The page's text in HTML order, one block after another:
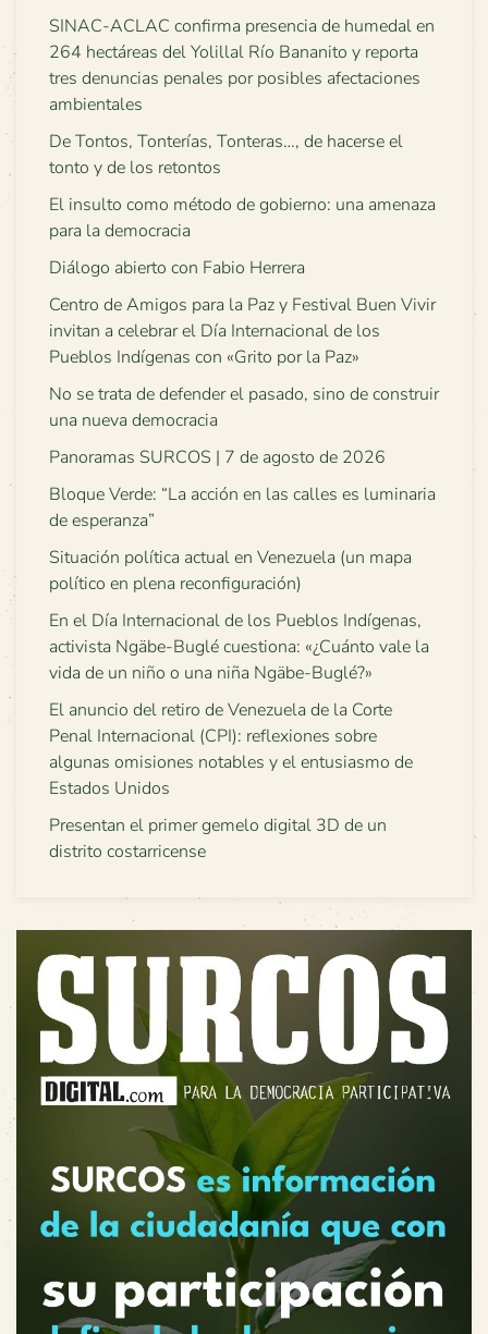
SINAC-ACLAC confirma presencia de humedal en
264 hectáreas del Yolillal Río Bananito y reporta
tres denuncias penales por posibles afectaciones
ambientales
De Tontos, Tonterías, Tonteras…, de hacerse el
tonto y de los retontos
El insulto como método de gobierno: una amenaza
para la democracia
Diálogo abierto con Fabio Herrera
Centro de Amigos para la Paz y Festival Buen Vivir
invitan a celebrar el Día Internacional de los
Pueblos Indígenas con «Grito por la Paz»
No se trata de defender el pasado, sino de construir
una nueva democracia
Panoramas SURCOS | 7 de agosto de 2026
Bloque Verde: “La acción en las calles es luminaria
de esperanza”
Situación política actual en Venezuela (un mapa
político en plena reconfiguración)
En el Día Internacional de los Pueblos Indígenas,
activista Ngäbe-Buglé cuestiona: «¿Cuánto vale la
vida de un niño o una niña Ngäbe-Buglé?»
El anuncio del retiro de Venezuela de la Corte
Penal Internacional (CPI): reflexiones sobre
algunas omisiones notables y el entusiasmo de
Estados Unidos
Presentan el primer gemelo digital 3D de un
distrito costarricense